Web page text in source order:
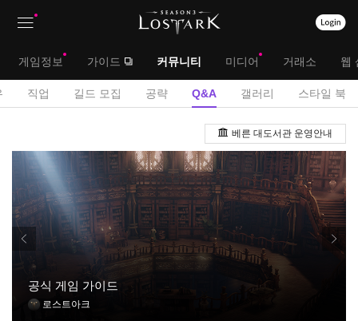
대
게임정보 가이드 커뮤니티 미디어 거래소 웹
메
뉴
직업 길드 모집 공략 Q&A 갤러리 스타일 북
&
시
판
베른 대도서관 운영안내
공식 게임 가이드
로스트아크